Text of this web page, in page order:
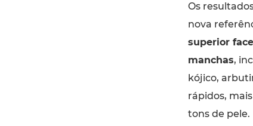
Os
nova
superior
manchas,
kójico,
rápidos,
tons de pele.